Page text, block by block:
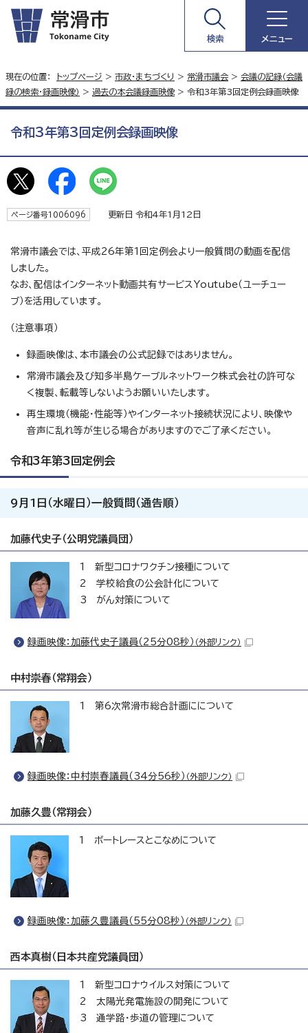
検索 メニュー
現在の位置： トップページ > 市政・まちづくり > 常滑市議会 > 会議の記録（会議
録の検索・録画映像） > 過去の本会議録画映像 > 令和3年第3回定例会録画映像
令和3年第3回定例会録画映像
ページ番号1006096 更新日 令和4年1月12日
常滑市議会では、平成26年第1回定例会より一般質問の動画を配信
しました。
なお、配信はインターネット動画共有サービスYoutube（ユーチュー
ブ）を活用しています。
（注意事項）
録画映像は、本市議会の公式記録ではありません。
常滑市議会及び知多半島ケーブルネットワーク株式会社の許可な
く複製、転載等しないようお願いいたします。
再生環境（機能・性能等）やインターネット接続状況により、映像や
音声に乱れ等が生じる場合がありますのでご了承ください。
令和3年第3回定例会
9月1日（水曜日）一般質問（通告順）
加藤代史子（公明党議員団）
1 新型コロナワクチン接種について
2 学校給食の公会計化について
3 がん対策について
録画映像：加藤代史子議員（25分08秒） （外部リンク）
中村崇春（常翔会）
1 第6次常滑市総合計画にについて
録画映像：中村崇春議員（34分56秒） （外部リンク）
加藤久豊（常翔会）
1 ボートレースとこなめについて
録画映像：加藤久豊議員（55分08秒） （外部リンク）
西本真樹（日本共産党議員団）
1 新型コロナウイルス対策について
2 太陽光発電施設の開発について
3 通学路・歩道の管理について